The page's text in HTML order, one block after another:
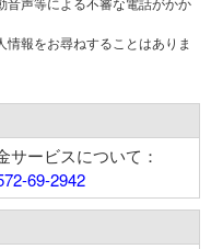
報をお尋ねすることはありま
サービスについて：
69-2942